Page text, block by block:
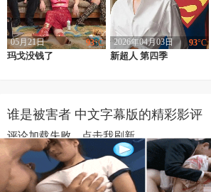
93°C
玛戈没钱了
05月21日
类型：欧美
主演：米歇尔·菲佛,尼克·奥弗曼,马西娅·盖伊·哈登,艾丽·范宁,妮可·基德曼,格雷戈·金尼尔,劳拉·圣吉亚科莫,迈克尔·安格拉诺,克里斯·杰里科,凯特琳·麦基,塔德亚·格雷厄姆,迈克尔·沃克耶,琳赛·诺明顿,里科·纳斯蒂,萨莎·戴蒙德,布里塔妮·弗里思,布里安娜·凯勒姆,凯琳娜·迈,霍尔斯顿·欧文,恩齐安·沙勒,斯基普·豪兰德,托马斯·施佩特
93°C
新超人 第四季
2026年04月03日
类型： 欧美
主演：迪恩·凯恩,查尔斯·C·史蒂文森,特丽·哈彻
谁是被害者 中文字幕版的精彩影评
评论加载失败，点击我刷新...
Copyright © 2018~2020 · 88影视网备案号：陕